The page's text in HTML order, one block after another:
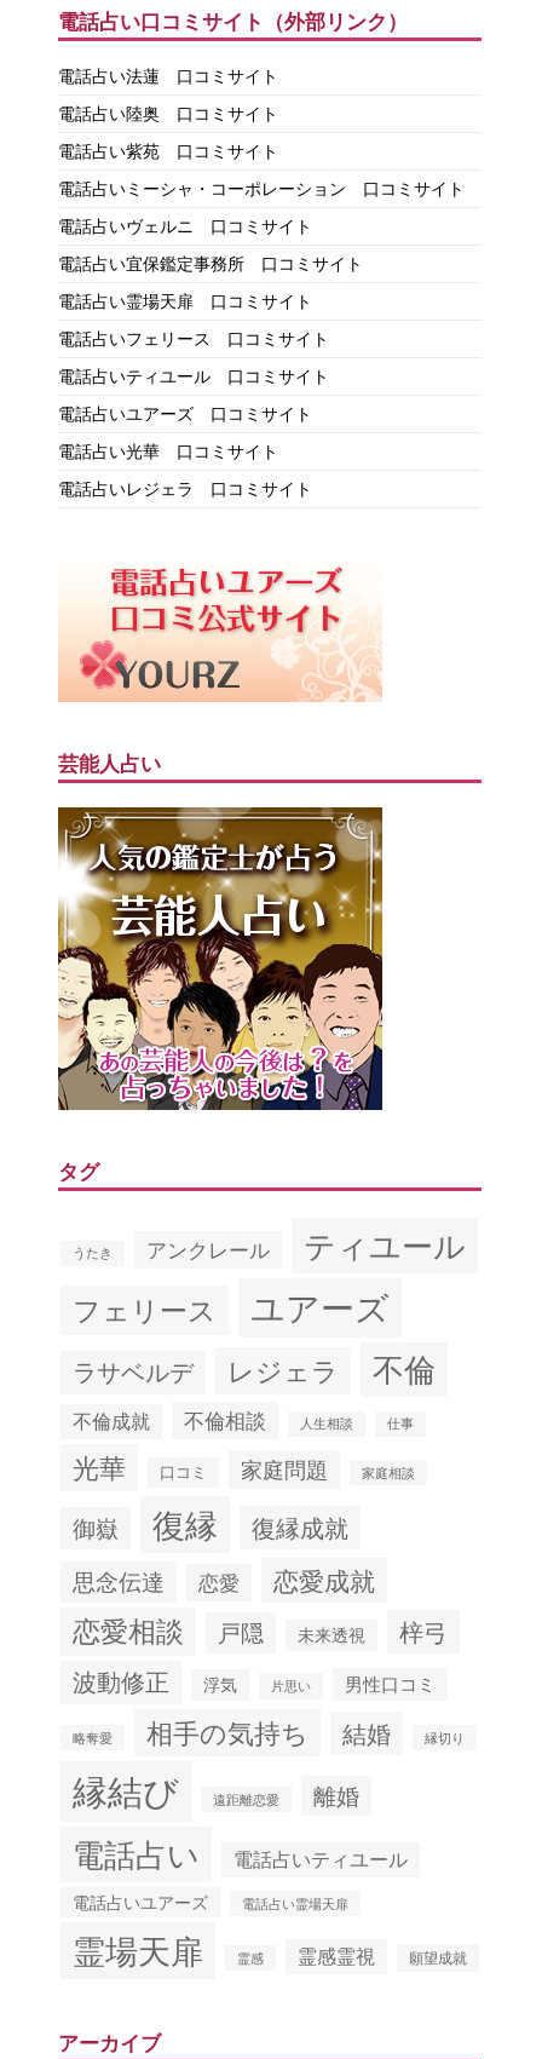
電話占い口コミサイト（外部リンク）
電話占い法蓮 口コミサイト
電話占い陸奥 口コミサイト
電話占い紫苑 口コミサイト
電話占いミーシャ・コーポレーション 口コミサイト
電話占いヴェルニ 口コミサイト
電話占い宜保鑑定事務所 口コミサイト
電話占い霊場天扉 口コミサイト
電話占いフェリース 口コミサイト
電話占いティユール 口コミサイト
電話占いユアーズ 口コミサイト
電話占い光華 口コミサイト
電話占いレジェラ 口コミサイト
芸能人占い
タグ
うたき アンクレール ティユール
フェリース ユアーズ
ラサベルデ レジェラ 不倫
不倫成就 不倫相談 人生相談 仕事
光華 口コミ 家庭問題 家庭相談
御嶽 復縁 復縁成就
思念伝達 恋愛 恋愛成就
恋愛相談 戸隠 未来透視 梓弓
波動修正 浮気 片思い 男性口コミ
略奪愛 相手の気持ち 結婚 縁切り
縁結び 遠距離恋愛 離婚
電話占い 電話占いティユール
電話占いユアーズ 電話占い霊場天扉
霊場天扉 霊感 霊感霊視 願望成就
アーカイブ